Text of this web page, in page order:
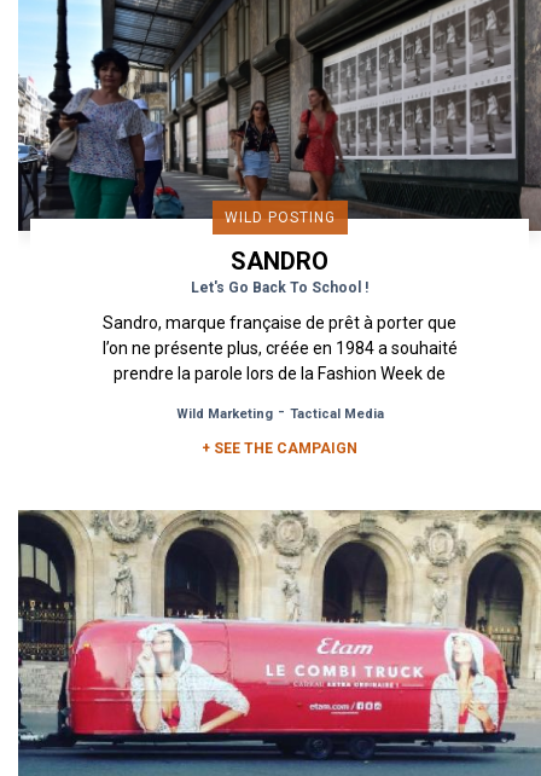
WILD POSTING
SANDRO
Let's Go Back To School !
Sandro, marque française de prêt à porter que
l’on ne présente plus, créée en 1984 a souhaité
prendre la parole lors de la Fashion Week de
Wild Marketing- Tactical Media
+ SEE THE CAMPAIGN